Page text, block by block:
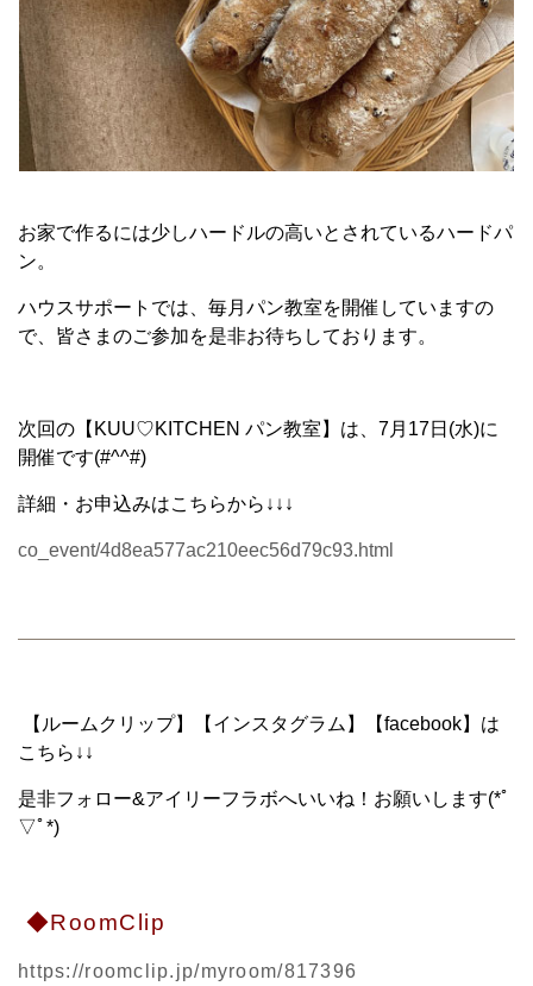
お家で作るには少しハードルの高いとされているハードパ
ン。
ハウスサポートでは、毎月パン教室を開催していますの
で、皆さまのご参加を是非お待ちしております。
次回の【KUU♡KITCHEN パン教室】は、7月17日(水)に
開催です(#^^#)
詳細・お申込みはこちらから↓↓↓
co_event/4d8ea577ac210eec56d79c93.html
【ルームクリップ】【インスタグラム】【facebook】は
こちら↓↓
是非フォロー&アイリーフラボへいいね！お願いします(*ﾟ
▽ﾟ*)
◆RoomClip
https://roomclip.jp/myroom/817396